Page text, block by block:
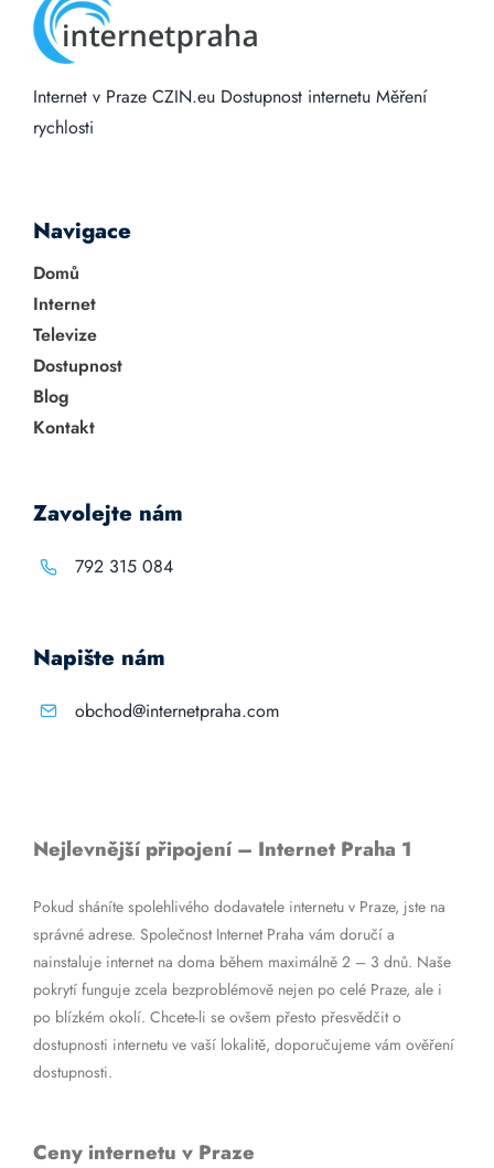
Internet v Praze CZIN.eu Dostupnost internetu Měření
rychlosti
Navigace
Domů
Internet
Televize
Dostupnost
Blog
Kontakt
Zavolejte nám
792 315 084
Napište nám
obchod@internetpraha.com
Nejlevnější připojení – Internet Praha 1
Pokud sháníte spolehlivého dodavatele internetu v Praze, jste na
správné adrese. Společnost Internet Praha vám doručí a
nainstaluje internet na doma během maximálně 2 – 3 dnů. Naše
pokrytí funguje zcela bezproblémově nejen po celé Praze, ale i
po blízkém okolí. Chcete-li se ovšem přesto přesvědčit o
dostupnosti internetu ve vaší lokalitě, doporučujeme vám ověření
dostupnosti.
Ceny internetu v Praze